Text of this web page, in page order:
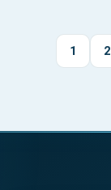
1 2